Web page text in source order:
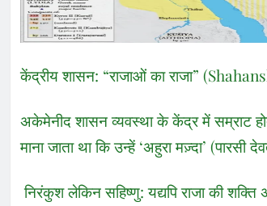
केंद्रीय शासन: “राजाओं का राजा”
अकेमेनीद शासन व्यवस्था के केंद्र में सम्राट
माना जाता था कि उन्हें ‘अहुरा मज़्दा’ (पारसी
निरंकुश लेकिन सहिष्णु: यद्यपि राजा की